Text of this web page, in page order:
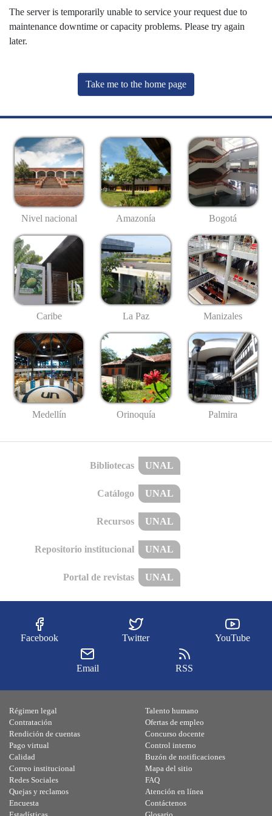
The server is temporarily unable to service your request due to
maintenance downtime or capacity problems. Please try again
later.
Take me to the home page
Nivel nacional Amazonía Bogotá
Caribe La Paz Manizales
Medellín Orinoquía Palmira
Bibliotecas UNAL
Catálogo UNAL
Recursos UNAL
Repositorio institucional UNAL
Portal de revistas UNAL
Facebook Twitter YouTube
Email RSS
Régimen legal
Contratación
Rendición de cuentas
Pago virtual
Calidad
Talento humano
Ofertas de empleo
Concurso docente
Control interno
Buzón de notificaciones
Correo institucional
Redes Sociales
Quejas y reclamos
Encuesta
Mapa del sitio
FAQ
Atención en línea
Contáctenos